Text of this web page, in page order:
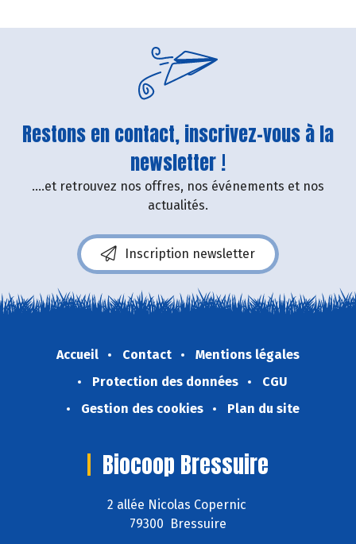
Restons en contact, inscrivez-vous à la
newsletter !
....et retrouvez nos offres, nos événements et nos
actualités.
Inscription newsletter
Accueil Contact
Mentions légales
Protection des données
CGU
Gestion des cookies
Plan du site
Biocoop Bressuire
2 allée Nicolas Copernic
79300 Bressuire